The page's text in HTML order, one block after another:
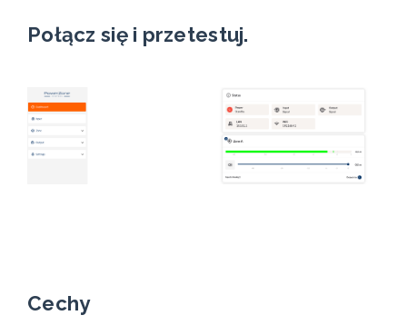
Połącz się i przetestuj.
Cechy